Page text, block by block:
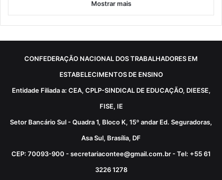
Mostrar mais
CONFEDERAÇÃO NACIONAL DOS TRABALHADORES EM
ESTABELECIMENTOS DE ENSINO
Entidade Filiada a: CEA, CPLP-SINDICAL DE EDUCAÇÃO, DIEESE,
FISE, IE
Setor Bancário Sul - Quadra 1, Bloco K, 15º andar Ed. Seguradoras,
Asa Sul, Brasília, DF
CEP: 70093-900 - secretariacontee@gmail.com.br - Tel: +55 61
3226 1278